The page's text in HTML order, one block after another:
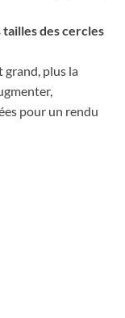
des cercles
grand, plus la
pour un rendu